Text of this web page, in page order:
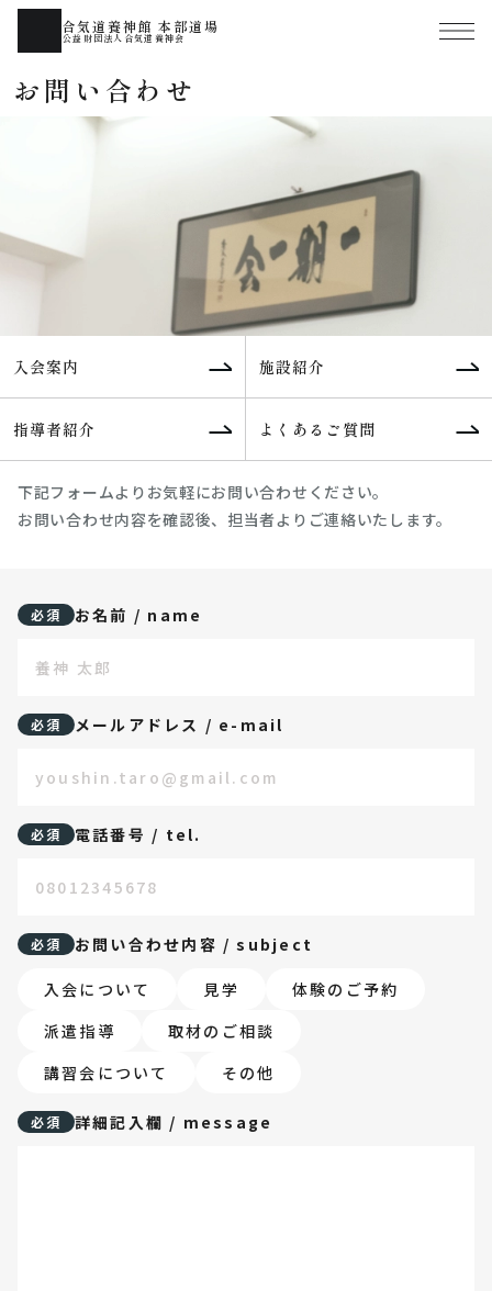
合気道養神館 本部道場
公益財団法人合気道養神会
お問い合わせ
入会案内 施設紹介
指導者紹介 よくあるご質問
下記フォームよりお気軽にお問い合わせください。
お問い合わせ内容を確認後、担当者よりご連絡いたします。
必須 お名前 / name
必須 メールアドレス / e-mail
必須 電話番号 / tel.
必須 お問い合わせ内容 / subject
入会について 見学
体験のご予約
派遣指導
取材のご相談
講習会について
その他
必須 詳細記入欄 / message